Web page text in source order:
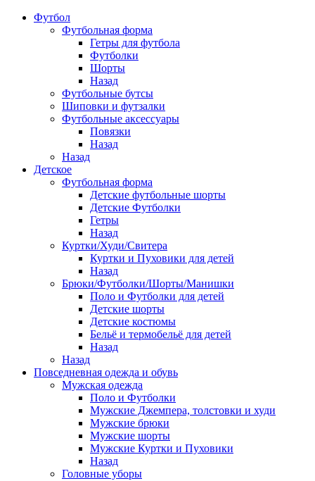
Футбол
Футбольная форма
Гетры для футбола
Футболки
Шорты
Назад
Футбольные бутсы
Шиповки и футзалки
Футбольные аксессуары
Повязки
Назад
Назад
Детское
Футбольная форма
Детские футбольные шорты
Детские Футболки
Гетры
Назад
Куртки/Худи/Свитера
Куртки и Пуховики для детей
Назад
Брюки/Футболки/Шорты/Манишки
Поло и Футболки для детей
Детские шорты
Детские костюмы
Бельё и термобельё для детей
Назад
Назад
Повседневная одежда и обувь
Мужская одежда
Поло и Футболки
Мужские Джемпера, толстовки и худи
Мужские брюки
Мужские шорты
Мужские Куртки и Пуховики
Назад
Головные уборы